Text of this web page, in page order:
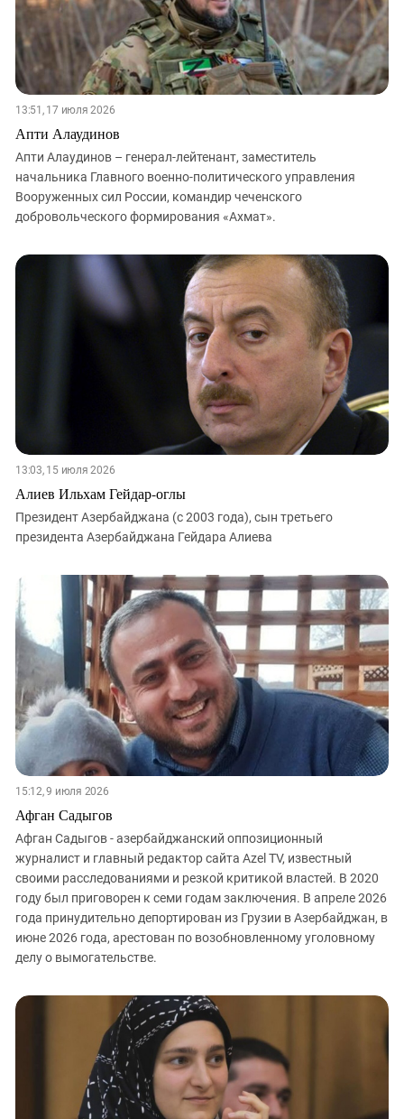
13:51, 17 июля 2026
Апти Алаудинов
Апти Алаудинов – генерал-лейтенант, заместитель
начальника Главного военно-политического управления
Вооруженных сил России, командир чеченского
добровольческого формирования «Ахмат».
13:03, 15 июля 2026
Алиев Ильхам Гейдар-оглы
Президент Азербайджана (с 2003 года), сын третьего
президента Азербайджана Гейдара Алиева
15:12, 9 июля 2026
Афган Садыгов
Афган Садыгов - азербайджанский оппозиционный
журналист и главный редактор сайта Azel TV, известный
своими расследованиями и резкой критикой властей. В 2020
году был приговорен к семи годам заключения. В апреле 2026
года принудительно депортирован из Грузии в Азербайджан, в
июне 2026 года, арестован по возобновленному уголовному
делу о вымогательстве.